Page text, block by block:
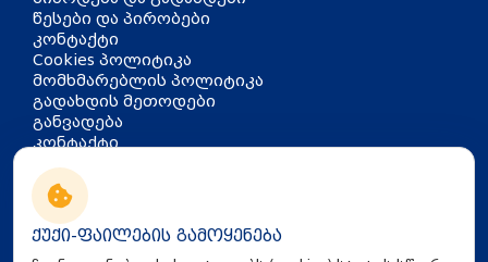
კონტაქტი
თბილისი, აკაკი წერეთლის
გამზირი 126
info@mira.ge
032 235 60 01
წესები და პირობები
კონტაქტი
Cookies პოლიტიკა
მომხმარებლის პოლიტიკა
გადახდის მეთოდები
განვადება
ქუქი-ფაილების გამოყენება